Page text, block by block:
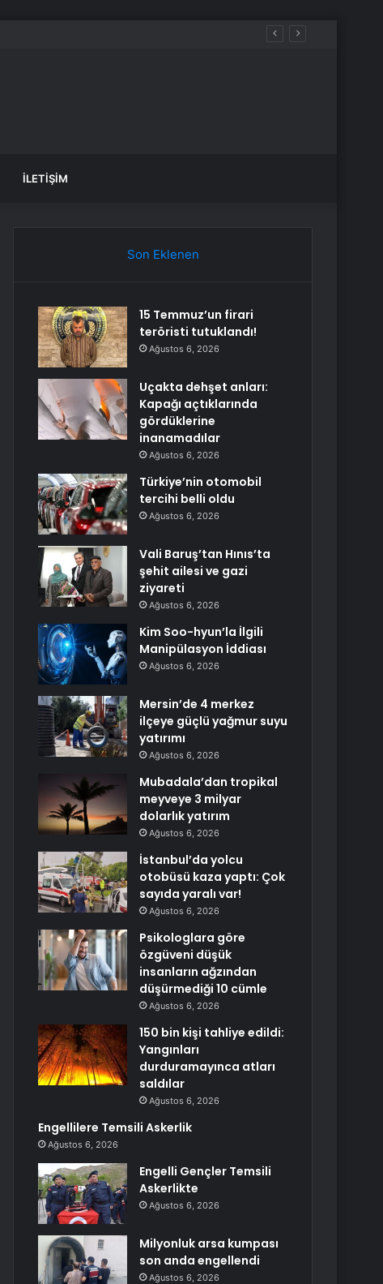
İLETIŞIM
Son Eklenen
15 Temmuz’un firari
teröristi tutuklandı!
Ağustos 6, 2026
Uçakta dehşet anları:
Kapağı açtıklarında
gördüklerine
inanamadılar
Ağustos 6, 2026
Türkiye’nin otomobil
tercihi belli oldu
Ağustos 6, 2026
Vali Baruş’tan Hınıs’ta
şehit ailesi ve gazi
ziyareti
Ağustos 6, 2026
Kim Soo-hyun’la İlgili
Manipülasyon İddiası
Ağustos 6, 2026
Mersin’de 4 merkez
ilçeye güçlü yağmur suyu
yatırımı
Ağustos 6, 2026
Mubadala’dan tropikal
meyveye 3 milyar
dolarlık yatırım
Ağustos 6, 2026
İstanbul’da yolcu
otobüsü kaza yaptı: Çok
sayıda yaralı var!
Ağustos 6, 2026
Psikologlara göre
özgüveni düşük
insanların ağzından
düşürmediği 10 cümle
Ağustos 6, 2026
150 bin kişi tahliye edildi:
Yangınları
durduramayınca atları
saldılar
Ağustos 6, 2026
Engellilere Temsili Askerlik
Ağustos 6, 2026
Engelli Gençler Temsili
Askerlikte
Ağustos 6, 2026
Milyonluk arsa kumpası
son anda engellendi
Ağustos 6, 2026